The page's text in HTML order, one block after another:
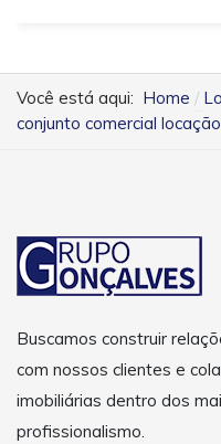
Você está aqui: Home
conjunto comercial
Buscamos construir
com nossos clientes e
imobiliárias dentro dos
profissionalismo.